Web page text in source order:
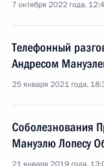
7 октября 2022 года,
Телефонный
Андресом
25 января 2021 года,
Соболезнования
Мануэлю Лопесу